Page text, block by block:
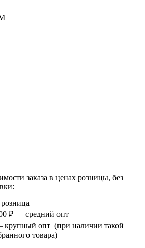
заказа в ценах розницы, без
₽ — средний опт
крупный опт (при наличии такой
товара)